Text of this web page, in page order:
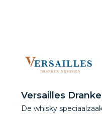
Versailles
De whisky